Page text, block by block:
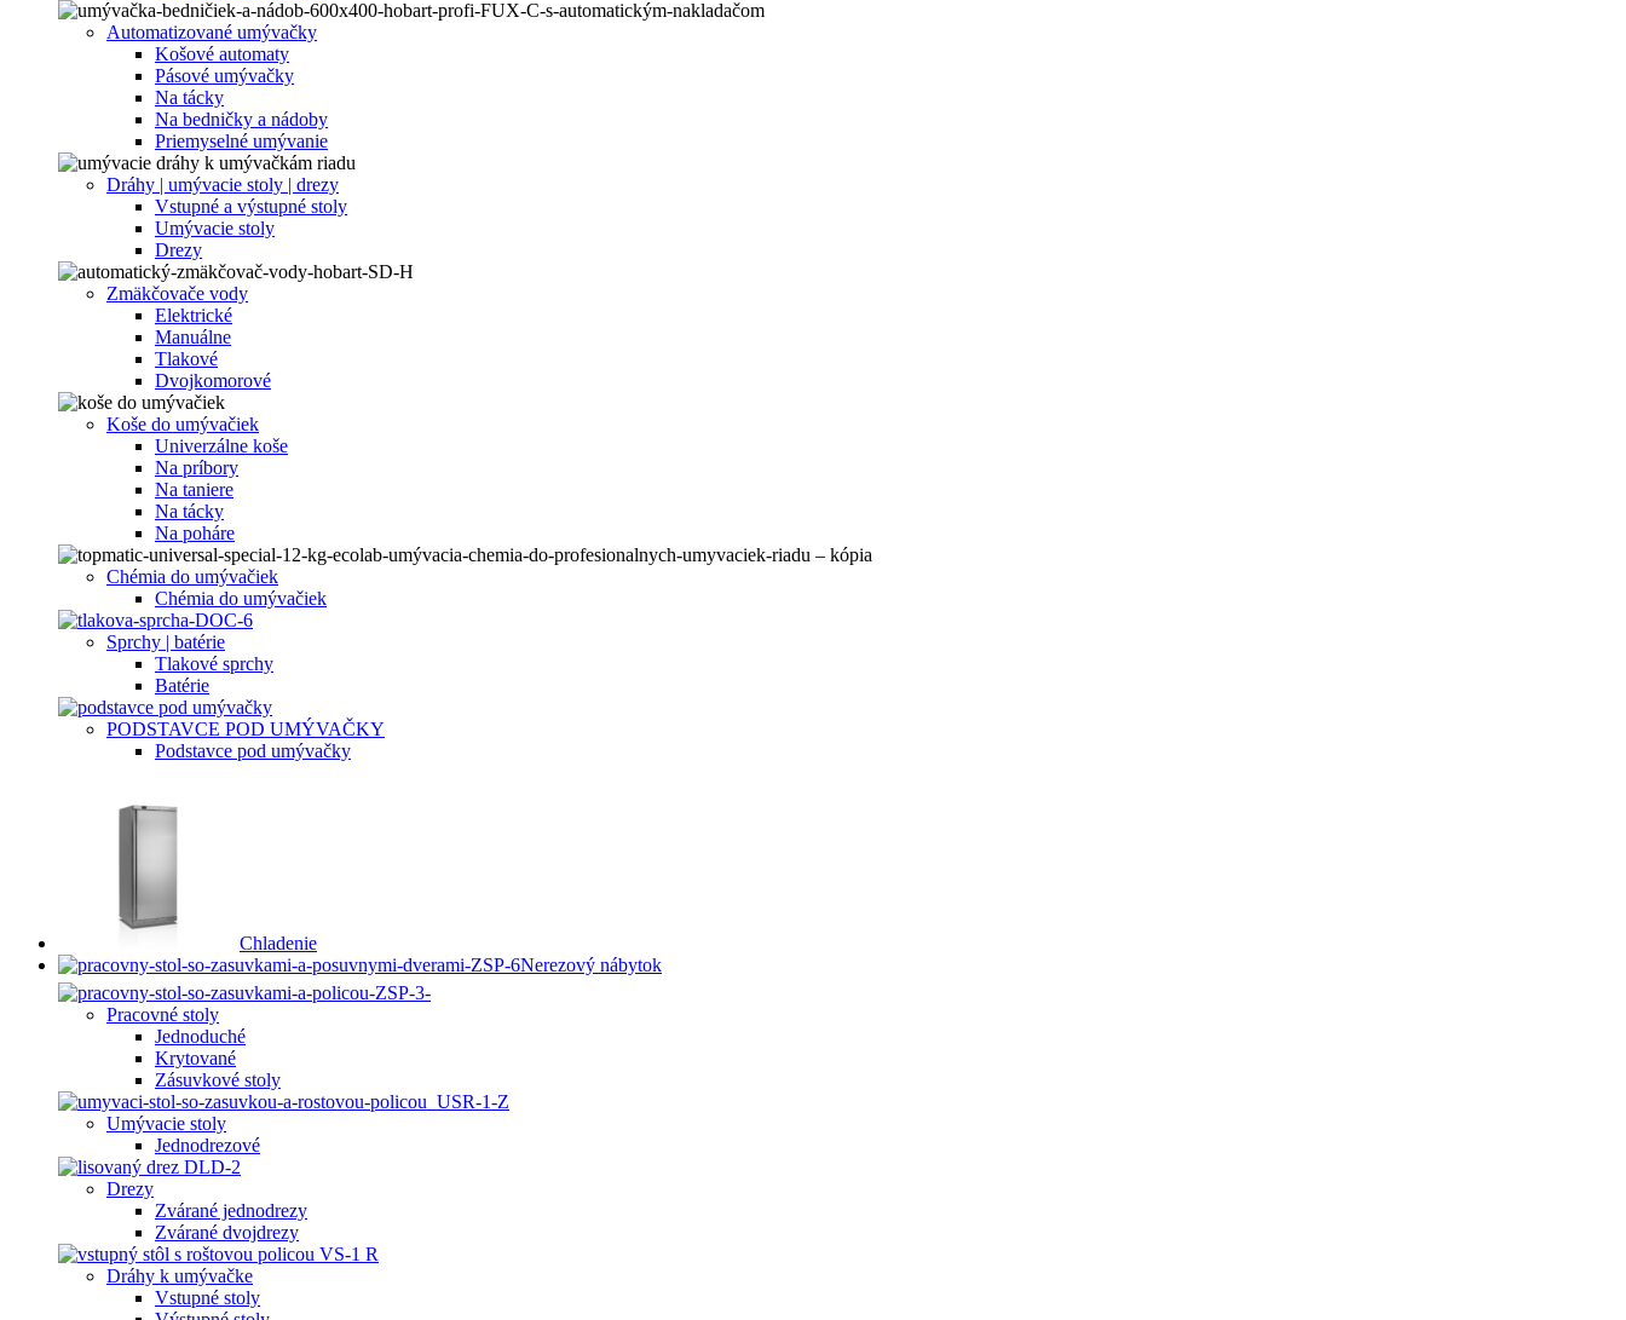
Automatizované umývačky
Košové automaty
Pásové umývačky
Na tácky
Na bedničky a nádoby
Priemyselné umývanie
Dráhy | umývacie stoly | drezy
Vstupné a výstupné stoly
Umývacie stoly
Drezy
Zmäkčovače vody
Elektrické
Manuálne
Tlakové
Dvojkomorové
Koše do umývačiek
Univerzálne koše
Na príbory
Na taniere
Na tácky
Na poháre
Chémia do umývačiek
Chémia do umývačiek
Sprchy | batérie
Tlakové sprchy
Batérie
PODSTAVCE POD UMÝVAČKY
Podstavce pod umývačky
Chladenie
Nerezový nábytok
Pracovné stoly
Jednoduché
Krytované
Zásuvkové stoly
Umývacie stoly
Jednodrezové
Drezy
Zvárané jednodrezy
Zvárané dvojdrezy
Dráhy k umývačke
Vstupné stoly